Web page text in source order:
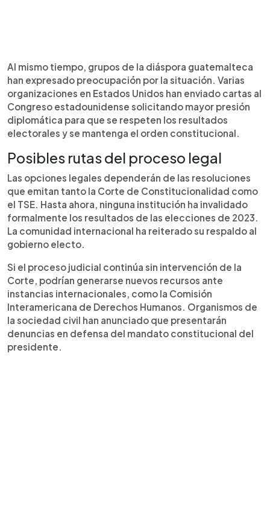
Al mismo tiempo, grupos de la diáspora guatemalteca
han expresado preocupación por la situación. Varias
organizaciones en Estados Unidos han enviado cartas al
Congreso estadounidense solicitando mayor presión
diplomática para que se respeten los resultados
electorales y se mantenga el orden constitucional.
Posibles rutas del proceso legal
Las opciones legales dependerán de las resoluciones
que emitan tanto la Corte de Constitucionalidad como
el TSE. Hasta ahora, ninguna institución ha invalidado
formalmente los resultados de las elecciones de 2023.
La comunidad internacional ha reiterado su respaldo al
gobierno electo.
Si el proceso judicial continúa sin intervención de la
Corte, podrían generarse nuevos recursos ante
instancias internacionales, como la Comisión
Interamericana de Derechos Humanos. Organismos de
la sociedad civil han anunciado que presentarán
denuncias en defensa del mandato constitucional del
presidente.